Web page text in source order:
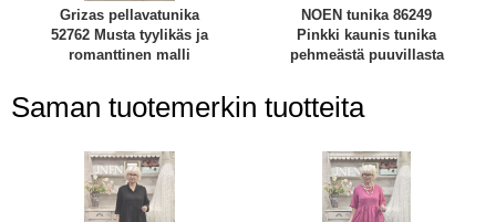
Grizas pellavatunika
52762 Musta tyylikäs ja
romanttinen malli
NOEN tunika 86249
Pinkki kaunis tunika
pehmeästä puuvillasta
Saman tuotemerkin tuotteita